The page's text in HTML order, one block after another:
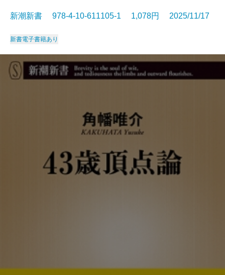
新潮新書 978-4-10-611105-1 1,078円 2025/11/17
新書電子書籍あり